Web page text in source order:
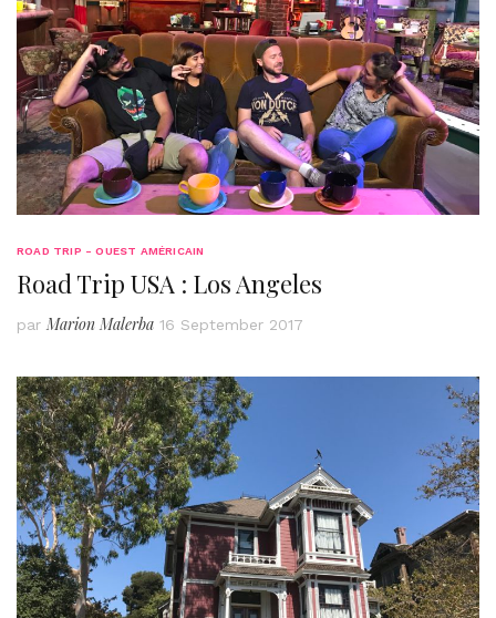
ROAD TRIP - OUEST AMÉRICAIN
Road Trip USA : Los Angeles
par Marion Malerba 16 September 2017